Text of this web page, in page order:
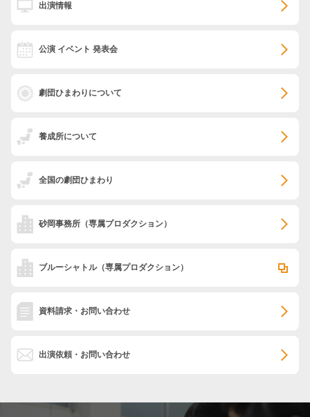
出演情報
公演 イベント 発表会
劇団ひまわりについて
養成所について
全国の劇団ひまわり
砂岡事務所 （専属プロダクション）
ブルーシャトル（専属プロダクション）
資料請求・お問い合わせ
出演依頼・お問い合わせ